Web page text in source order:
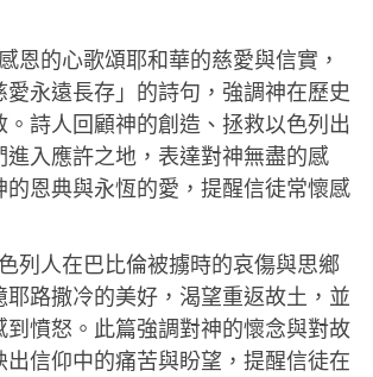
恩的心歌頌耶和華的慈愛與信實，
愛永遠長存」的詩句，強調神在歷史
。詩人回顧神的創造、拯救以色列出
進入應許之地，表達對神無盡的感
的恩典與永恆的愛，提醒信徒常懷感
列人在巴比倫被擄時的哀傷與思鄉
耶路撒冷的美好，渴望重返故土，並
到憤怒。此篇強調對神的懷念與對故
出信仰中的痛苦與盼望，提醒信徒在